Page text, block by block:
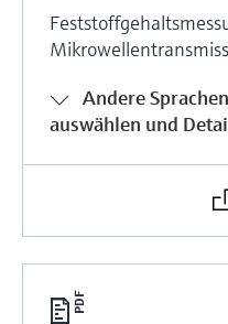
Andere
auswählen und